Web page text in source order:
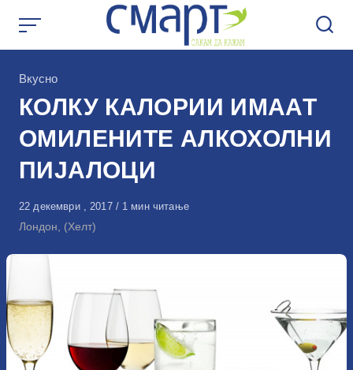
КАтегорија
Вкусно
КОЛКУ КАЛОРИИ ИМААТ
ОМИЛЕНИТЕ АЛКОХОЛНИ
ПИЈАЛОЦИ
Објавено
на
22 декември , 2017 1 мин читање
Лондон, (Хелт)